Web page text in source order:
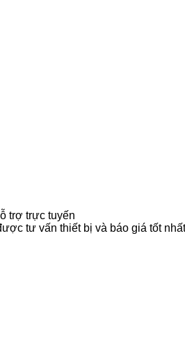
tư vấn thiết bị và báo giá tốt